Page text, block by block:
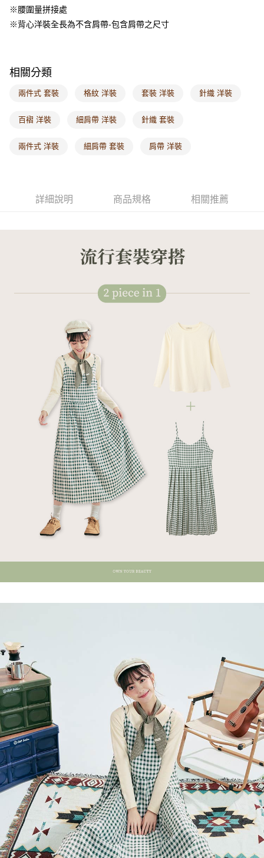
宅配
每筆NT$60，滿NT$1,000(含以上)免運費
海外配送-港/澳/新/馬/泰國專屬 查看運費
海外配送-其他亞洲地區
※腰圍量拼接處
※背心洋裝全長為不含肩帶-包含肩帶之尺寸
相關分類
兩件式 套裝 格紋 洋裝 套裝 洋裝 針織 洋裝
百褶 洋裝 細肩帶 洋裝 針織 套裝
兩件式 洋裝 細肩帶 套裝 肩帶 洋裝
詳細說明 商品規格 相關推薦